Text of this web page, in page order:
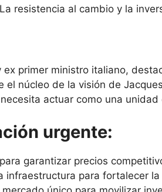
La resistencia al cambio y la
primer ministro italiano,
el núcleo de la visión de
actuar como una
urgente:
garantizar precios
infraestructura para fortalecer